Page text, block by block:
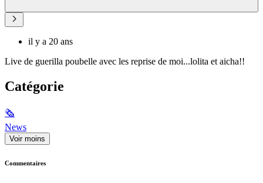
il y a 20 ans
Live de guerilla poubelle avec les reprise de moi...lolita et aicha!!
Catégorie
🗞
News
Voir moins
Commentaires